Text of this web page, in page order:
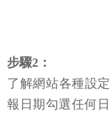
步驟2：
了解網站各種設
報日期勾選任何